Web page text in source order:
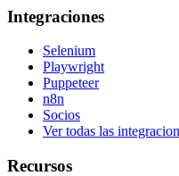
Integraciones
Selenium
Playwright
Puppeteer
n8n
Socios
Ver todas las
Recursos